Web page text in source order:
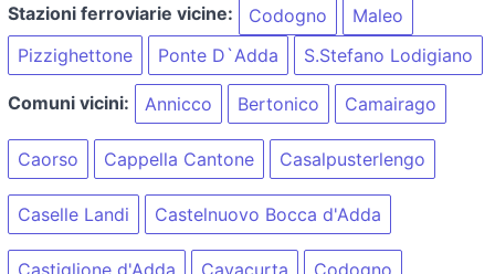
Stazioni ferroviarie vicine: Codogno
Maleo
Pizzighettone
Ponte D`Adda S.Stefano Lodigiano
Comuni vicini: Annicco Bertonico Camairago
Caorso Cappella Cantone Casalpusterlengo
Caselle Landi Castelnuovo Bocca d'Adda